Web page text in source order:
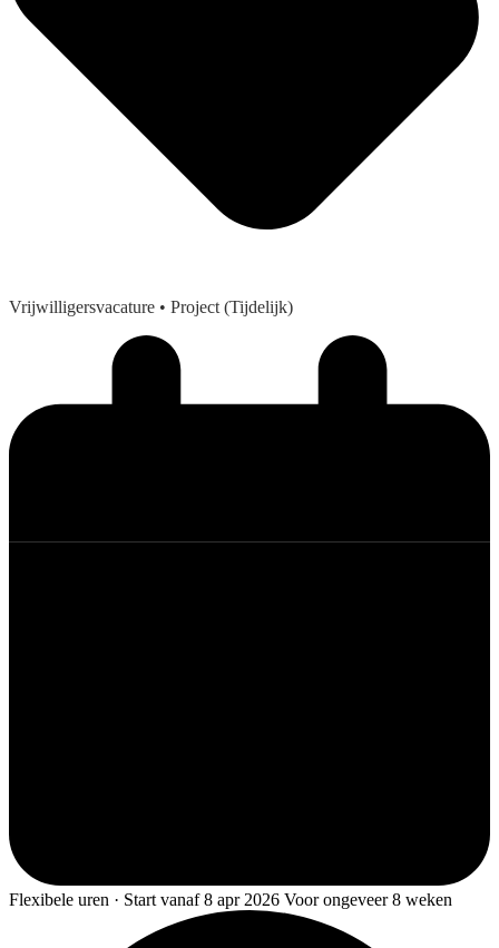
Vrijwilligersvacature • Project (Tijdelijk)
Flexibele uren · Start vanaf 8 apr 2026 Voor ongeveer 8 weken